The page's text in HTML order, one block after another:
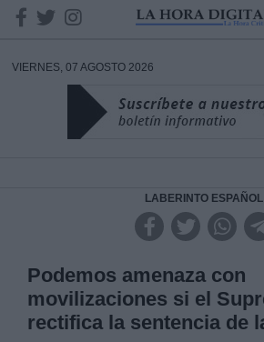
VIERNES, 07 AGOSTO 2026
LABERINTO ESPAÑOL
Podemos amenaza con
movilizaciones si el
rectifica la sentencia de
DATOS
Responsable:
Legitimación: